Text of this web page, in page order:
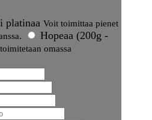
platinaa Voit toimittaa pienet
Hopeaa (200g -
omassa